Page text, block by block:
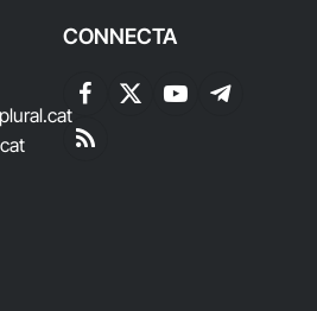
CONNECTA
Facebook
X
YouTubeTelegram
RSS